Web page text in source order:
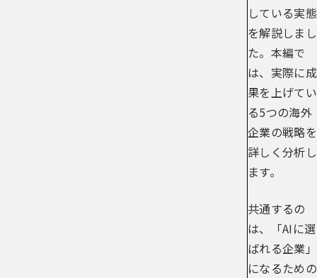
している実態
を解説しまし
た。本編で
は、実際に成
果を上げてい
る5つの海外
企業の戦略を
詳しく分析し
ます。
共通するの
は、「AIに選
ばれる企業」
になるための